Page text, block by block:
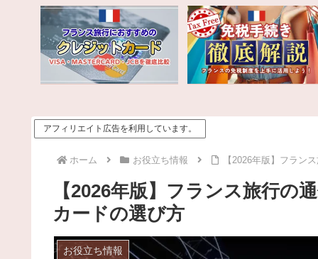
アフィリエイト広告を利用しています。
ホーム お役立ち情報 【2026年版】フラン
【2026年版】フランス旅行の
カードの選び方
お役立ち情報